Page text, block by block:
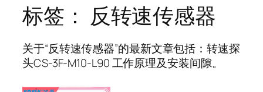
标签： 反转速传感器
关于“反转速传感器”的最新文章包括：转速探
头CS-3F-M10-L90 工作原理及安装间隙。